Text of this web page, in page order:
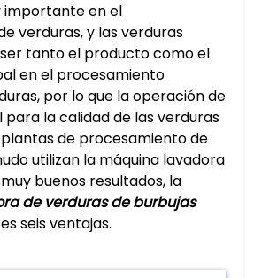
importante en el
verduras, y las verduras
tanto el producto como el
en el procesamiento
por lo que la operación de
para la calidad de las verduras
plantas de procesamiento de
utilizan la máquina lavadora
buenos resultados, la
de verduras de burbujas
seis ventajas.